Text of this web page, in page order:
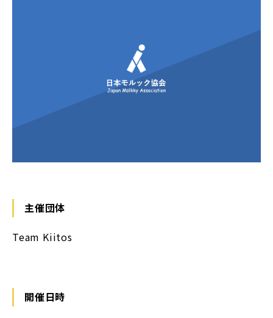
主催団体
Team Kiitos
開催日時